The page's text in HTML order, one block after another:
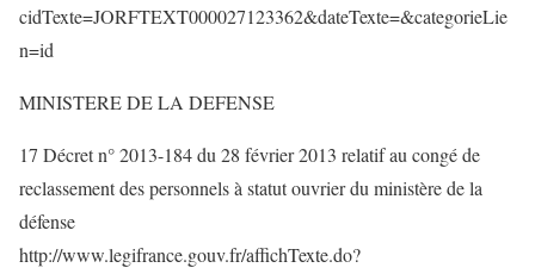
cidTexte=JORFTEXT000027123362&dateTexte=&categorieLie
n=id
MINISTERE DE LA DEFENSE
17 Décret n° 2013-184 du 28 février 2013 relatif au congé de
reclassement des personnels à statut ouvrier du ministère de la
défense
http://www.legifrance.gouv.fr/affichTexte.do?